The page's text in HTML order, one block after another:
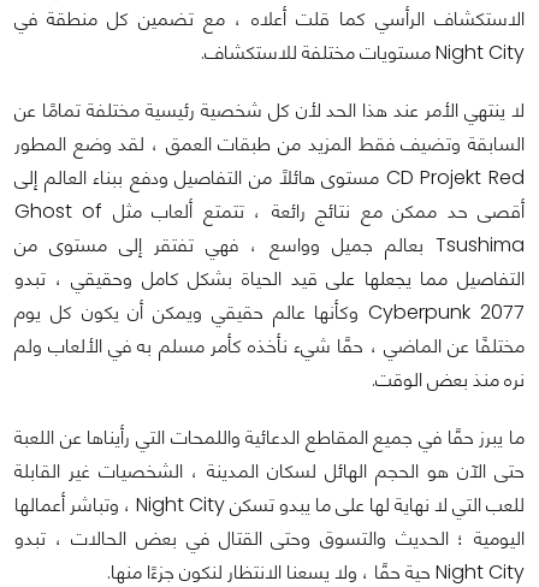
الاستكشاف الرأسي كما قلت أعلاه ، مع تضمين كل منطقة في
Night City مستويات مختلفة للاستكشاف.
لا ينتهي الأمر عند هذا الحد لأن كل شخصية رئيسية مختلفة تمامًا عن
السابقة وتضيف فقط المزيد من طبقات العمق ، لقد وضع المطور
CD Projekt Red مستوى هائلاً من التفاصيل ودفع ببناء العالم إلى
أقصى حد ممكن مع نتائج رائعة ، تتمتع ألعاب مثل Ghost of
Tsushima بعالم جميل وواسع ، فهي تفتقر إلى مستوى من
التفاصيل مما يجعلها على قيد الحياة بشكل كامل وحقيقي ، تبدو
Cyberpunk 2077 وكأنها عالم حقيقي ويمكن أن يكون كل يوم
مختلفًا عن الماضي ، حقًا شيء نأخذه كأمر مسلم به في الألعاب ولم
نره منذ بعض الوقت.
ما يبرز حقًا في جميع المقاطع الدعائية واللمحات التي رأيناها عن اللعبة
حتى الآن هو الحجم الهائل لسكان المدينة ، الشخصيات غير القابلة
للعب التي لا نهاية لها على ما يبدو تسكن Night City ، وتباشر أعمالها
اليومية ؛ الحديث والتسوق وحتى القتال في بعض الحالات ، تبدو
Night City حية حقًا ، ولا يسعنا الانتظار لنكون جزءًا منها.